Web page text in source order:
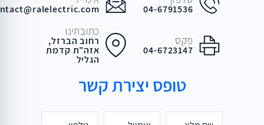
04-6791536
פקס
04-6723147
כתובתינו
רחוב הברזל,
אזה"ת קדמת
הגליל
טופס יצירת קשר